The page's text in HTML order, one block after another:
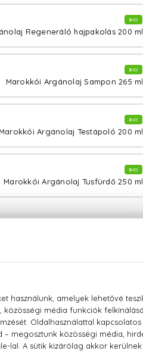
BIO
Regeneráló hajpakolás 200 ml
BIO
Marokkói Argánolaj Sampon 265 ml
BIO
Argánolaj Testápoló 200 ml
BIO
Marokkói Argánolaj Tusfürdő 250 ml